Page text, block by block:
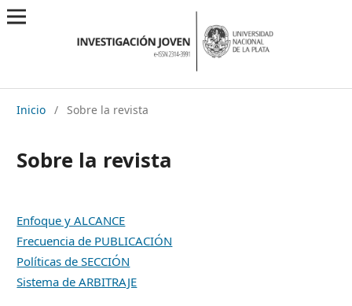
Inicio / Sobre la revista
Sobre la revista
Enfoque y ALCANCE
Frecuencia de PUBLICACIÓN
Políticas de SECCIÓN
Sistema de ARBITRAJE